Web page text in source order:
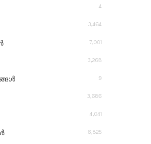
4
3,464
7,001
3,268
9
3,686
4,041
6,825